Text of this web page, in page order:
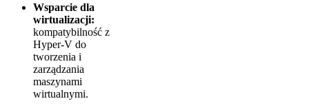
Wsparcie dla
wirtualizacji:
kompatybilność z
Hyper-V do
tworzenia i
zarządzania
maszynami
wirtualnymi.